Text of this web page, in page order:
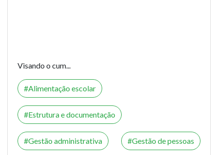
Visando o cum...
Alimentação escolar
Estrutura e documentação
Gestão administrativa Gestão de pessoas